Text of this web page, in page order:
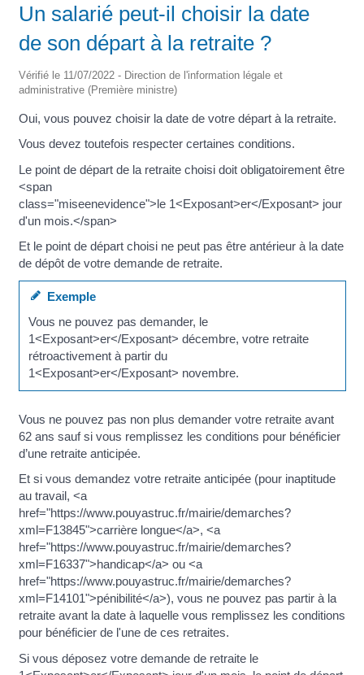
Un salarié peut-il choisir la date
de son départ à la retraite ?
Vérifié le 11/07/2022 - Direction de l'information légale et
administrative (Première ministre)
Oui, vous pouvez choisir la date de votre départ à la retraite.
Vous devez toutefois respecter certaines conditions.
Le point de départ de la retraite choisi doit obligatoirement être
<span
class="miseenevidence">le 1<Exposant>er</Exposant> jour
d'un mois.</span>
Et le point de départ choisi ne peut pas être antérieur à la date
de dépôt de votre demande de retraite.
Exemple
Vous ne pouvez pas demander, le
1<Exposant>er</Exposant> décembre, votre retraite
rétroactivement à partir du
1<Exposant>er</Exposant> novembre.
Vous ne pouvez pas non plus demander votre retraite avant
62 ans sauf si vous remplissez les conditions pour bénéficier
d’une retraite anticipée.
Et si vous demandez votre retraite anticipée (pour inaptitude
au travail, <a
href="https://www.pouyastruc.fr/mairie/demarches?
xml=F13845">carrière longue</a>, <a
href="https://www.pouyastruc.fr/mairie/demarches?
xml=F16337">handicap</a> ou <a
href="https://www.pouyastruc.fr/mairie/demarches?
xml=F14101">pénibilité</a>), vous ne pouvez pas partir à la
retraite avant la date à laquelle vous remplissez les conditions
pour bénéficier de l'une de ces retraites.
Si vous déposez votre demande de retraite le